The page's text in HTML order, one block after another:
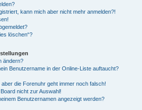
kann mich aber nicht mehr anmelden?!
löschen“?
ändern?
Benutzername in der Online-Liste auftaucht?
die Forenuhr geht immer noch falsch!
nicht zur Auswahl!
Benutzernamen angezeigt werden?